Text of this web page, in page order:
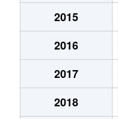
2015
2016
2017
2018